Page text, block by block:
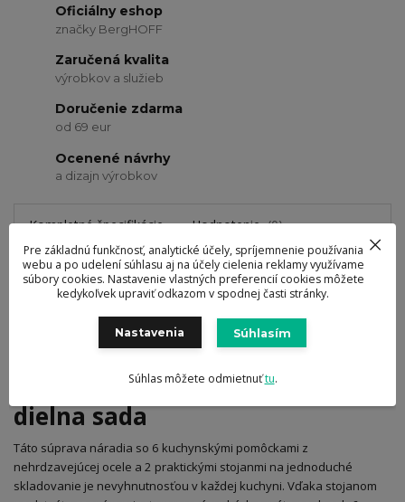
Oficiálny eshop
značky BergHOFF
Zaručená kvalita
výrobkov a služieb
Doručenie zdarma
od 69 eur
Ocenené návrhy
a dizajn výrobkov
Kompletné špecifikácie Hodnotenie 0
Komentáre 0
Kompletné špecifikácie
Kuchynské náradie Essentials 8
dielna sada
Táto súprava náradia so 6 kuchynskými pomôckami z
nehrdzavejúcej ocele a 2 praktickými stojanmi na jednoduché
skladovanie je nevyhnutnosťou v každej kuchyni. Vďaka stojanom
Pre základnú funkčnosť, analytické účely, spríjemnenie používania
webu a po udelení súhlasu aj na účely cielenia reklamy využívame
súbory cookies. Nastavenie vlastných preferencií cookies môžete
kedykoľvek upraviť odkazom v spodnej časti stránky.
Nastavenia Súhlasím
Súhlas môžete odmietnuťtu.